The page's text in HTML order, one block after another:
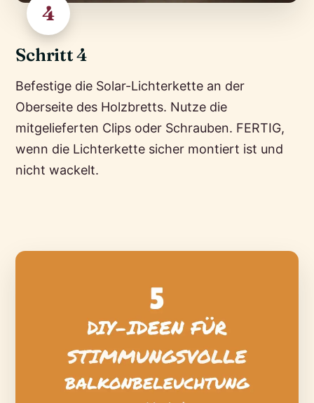
4
Schritt 4
Befestige die Solar-Lichterkette an der
Oberseite des Holzbretts. Nutze die
mitgelieferten Clips oder Schrauben. FERTIG,
wenn die Lichterkette sicher montiert ist und
nicht wackelt.